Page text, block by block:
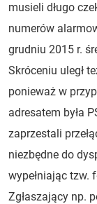
musieli długo
numerów
grudniu 2015 r.
Skróceniu uległ
ponieważ w
adresatem była
zaprzestali
niezbędne do
wypełniając tzw.
Zgłaszający np.